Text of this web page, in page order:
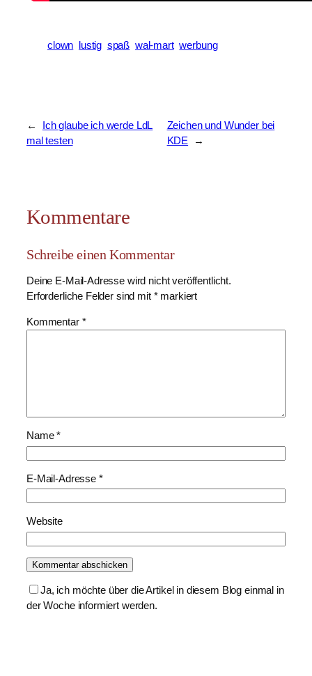
clown lustig spaß wal-mart werbung
←
Ich glaube ich werde LdL
mal testen
Zeichen und Wunder bei
KDE
→
Kommentare
Schreibe einen Kommentar
Deine E-Mail-Adresse wird nicht veröffentlicht.
Erforderliche Felder sind mit *markiert
Kommentar *
Name*
E-Mail-Adresse *
Website
Ja, ich möchte über die Artikel in diesem Blog einmal in
der Woche informiert werden.